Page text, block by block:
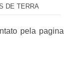
DE TERRA